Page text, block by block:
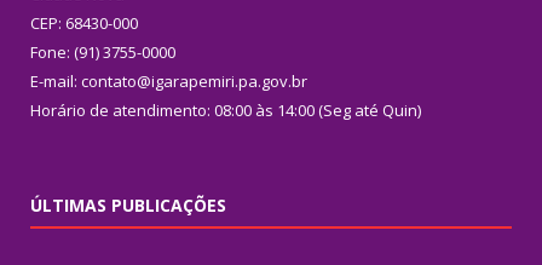
CEP: 68430-000
Fone: (91) 3755-0000
E-mail: contato@igarapemiri.pa.gov.br
Horário de atendimento: 08:00 às 14:00 (Seg até Quin)
ÚLTIMAS PUBLICAÇÕES